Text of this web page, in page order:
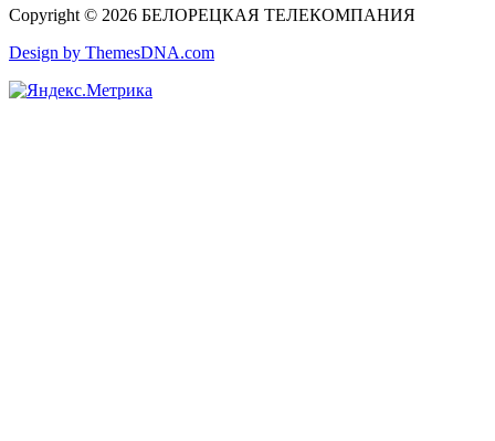
Copyright © 2026 БЕЛОРЕЦКАЯ ТЕЛЕКОМПАНИЯ
Design by ThemesDNA.com